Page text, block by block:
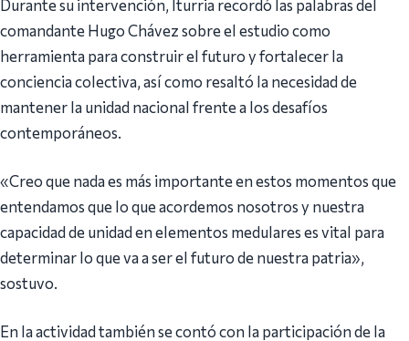
Durante su intervención, Iturria recordó las palabras del
comandante Hugo Chávez sobre el estudio como
herramienta para construir el futuro y fortalecer la
conciencia colectiva, así como resaltó la necesidad de
mantener la unidad nacional frente a los desafíos
contemporáneos.
«Creo que nada es más importante en estos momentos que
entendamos que lo que acordemos nosotros y nuestra
capacidad de unidad en elementos medulares es vital para
determinar lo que va a ser el futuro de nuestra patria»,
sostuvo.
En la actividad también se contó con la participación de la